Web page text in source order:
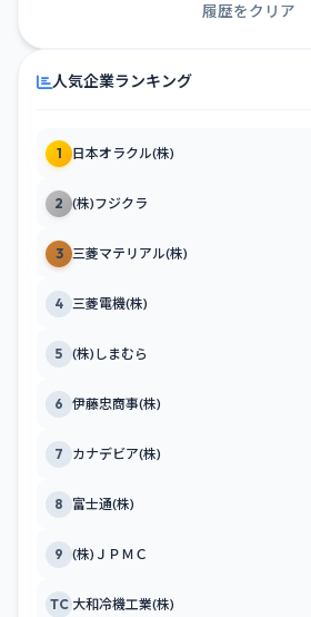
履歴をクリア
人気企業ランキング
1 日本オラクル(株)
2 (株)フジクラ
3 三菱マテリアル(株)
4 三菱電機(株)
5 (株)しまむら
6 伊藤忠商事(株)
7 カナデビア(株)
8 富士通(株)
9 (株)ＪＰＭＣ
TC 大和冷機工業(株)